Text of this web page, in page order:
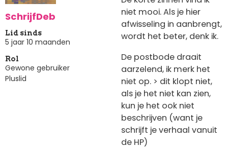
SchrijfDeb
Lid sinds
5 jaar 10 maanden
Rol
Gewone gebruiker
Pluslid
niet mooi. Als je hier
afwisseling in aanbrengt,
wordt het beter, denk ik.
De postbode draait
aarzelend, ik merk het
niet op. > dit klopt niet,
als je het niet kan zien,
kun je het ook niet
beschrijven (want je
schrijft je verhaal vanuit
de HP)